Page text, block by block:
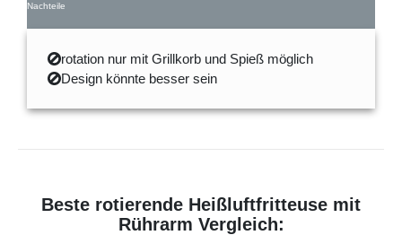
Nachteile
rotation nur mit Grillkorb und Spieß möglich
Design könnte besser sein
Beste rotierende Heißluftfritteuse mit
Rührarm Vergleich: